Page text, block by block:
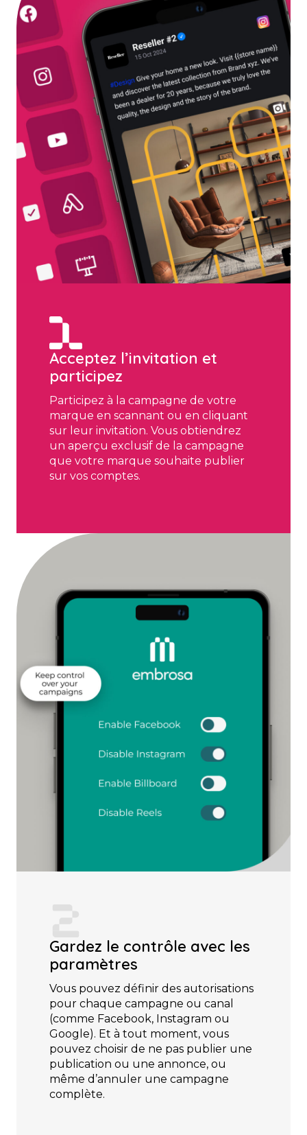
Acceptez l’invitation et
participez
Participez à la campagne de votre
marque en scannant ou en cliquant
sur leur invitation. Vous obtiendrez
un aperçu exclusif de la campagne
que votre marque souhaite publier
sur vos comptes.
Gardez le contrôle avec les
paramètres
Vous pouvez définir des autorisations
pour chaque campagne ou canal
(comme Facebook, Instagram ou
Google). Et à tout moment, vous
pouvez choisir de ne pas publier une
publication ou une annonce, ou
même d’annuler une campagne
complète.